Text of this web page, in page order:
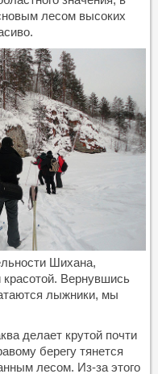
лесом высоких
Шихана,
Вернувшись
лыжники, мы
делает крутой почти
берегу тянется
лесом. Из-за этого